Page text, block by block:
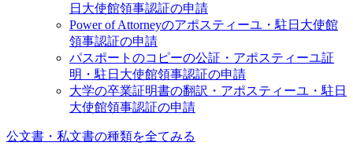
日大使館領事認証の申請
Power of Attorneyのアポスティーユ・駐日大使館
領事認証の申請
パスポートのコピーの公証・アポスティーユ証
明・駐日大使館領事認証の申請
大学の卒業証明書の翻訳・アポスティーユ・駐日
大使館領事認証の申請
公文書・私文書の種類を全てみる